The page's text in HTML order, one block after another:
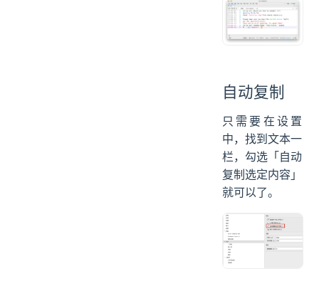
自动复制
只需要在设置
中，找到文本一
栏，勾选「自动
复制选定内容」
就可以了。